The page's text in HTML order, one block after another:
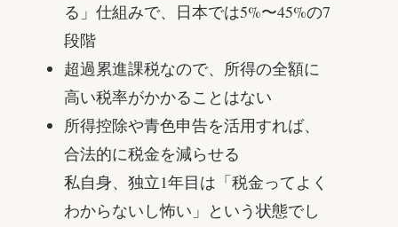
る」仕組みで、日本では5%〜45%の7
段階
超過累進課税なので、所得の全額に
高い税率がかかることはない
所得控除や青色申告を活用すれば、
合法的に税金を減らせる
私自身、独立1年目は「税金ってよく
わからないし怖い」という状態でし